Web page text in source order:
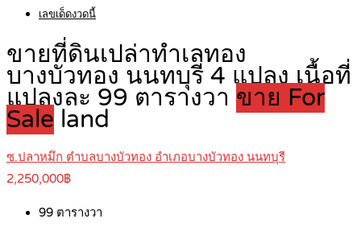
เลขเด็ดงวดนี้
ขายที่ดินเปล่าทำเลทอง
บางบัวทอง นนทบุรี 4 แปลง เนื้อที่
แปลงละ 99 ตารางวา ขาย For
Sale land
ซ.ปลาหมึก ตำบลบางบัวทอง อำเภอบางบัวทอง นนทบุรี
2,250,000฿
99 ตารางวา